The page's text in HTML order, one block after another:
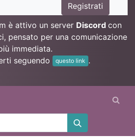
Registrati
è attivo un server Discord con
pensato per una comunicazione
immediata.
seguendo
questo link .